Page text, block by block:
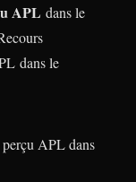
APL dans le
dans le
APL dans